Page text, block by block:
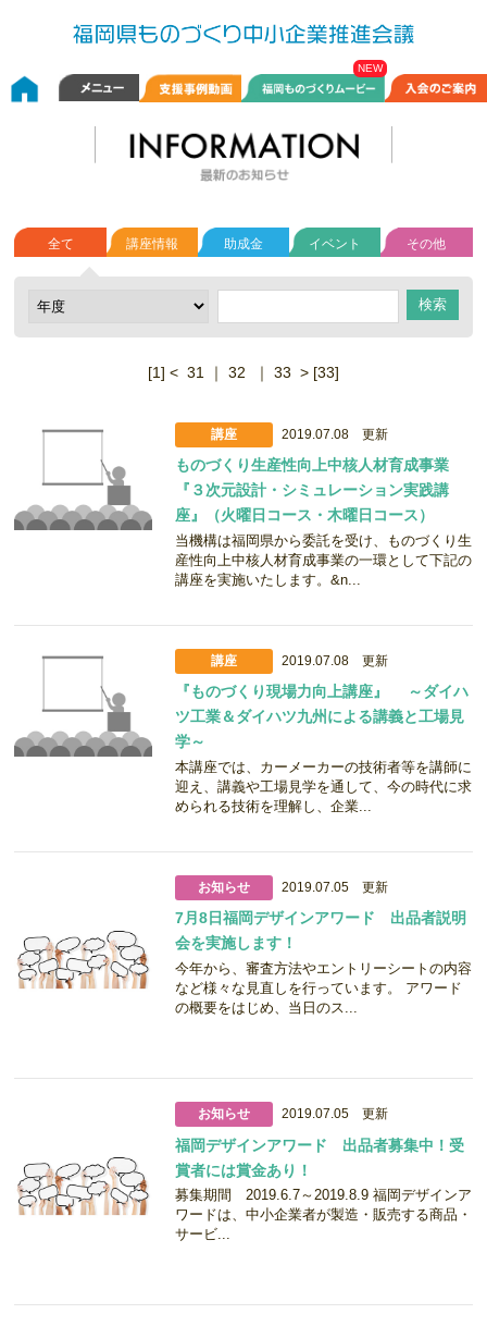
全て 講座情報 助成金 イベント その他
[1] < 31 ｜ 32 ｜ 33 > [33]
講座 2019.07.08 更新
ものづくり生産性向上中核人材育成事業
『３次元設計・シミュレーション実践講
座』（火曜日コース・木曜日コース）
当機構は福岡県から委託を受け、ものづくり生
産性向上中核人材育成事業の一環として下記の
講座を実施いたします。&n...
講座 2019.07.08 更新
『ものづくり現場力向上講座』 ～ダイハ
ツ工業＆ダイハツ九州による講義と工場見
学～
本講座では、カーメーカーの技術者等を講師に
迎え、講義や工場見学を通して、今の時代に求
められる技術を理解し、企業...
お知らせ 2019.07.05 更新
7月8日福岡デザインアワード 出品者説明
会を実施します！
今年から、審査方法やエントリーシートの内容
など様々な見直しを行っています。 アワード
の概要をはじめ、当日のス...
お知らせ 2019.07.05 更新
福岡デザインアワード 出品者募集中！受
賞者には賞金あり！
募集期間 2019.6.7～2019.8.9 福岡デザインア
ワードは、中小企業者が製造・販売する商品・
サービ...